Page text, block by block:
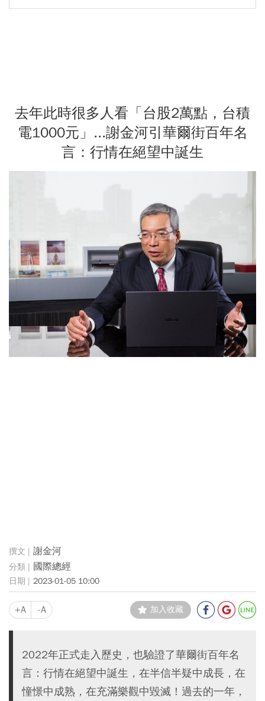
去年此時很多人看「台股2萬點，台積
電1000元」...謝金河引華爾街百年名
言：行情在絕望中誕生
謝金河
國際總經
2023-01-05 10:00
+A -A 加入收藏
2022年正式走入歷史，也驗證了華爾街百年名
言：行情在絕望中誕生，在半信半疑中成長，在
憧憬中成熟，在充滿樂觀中毀滅！過去的一年，